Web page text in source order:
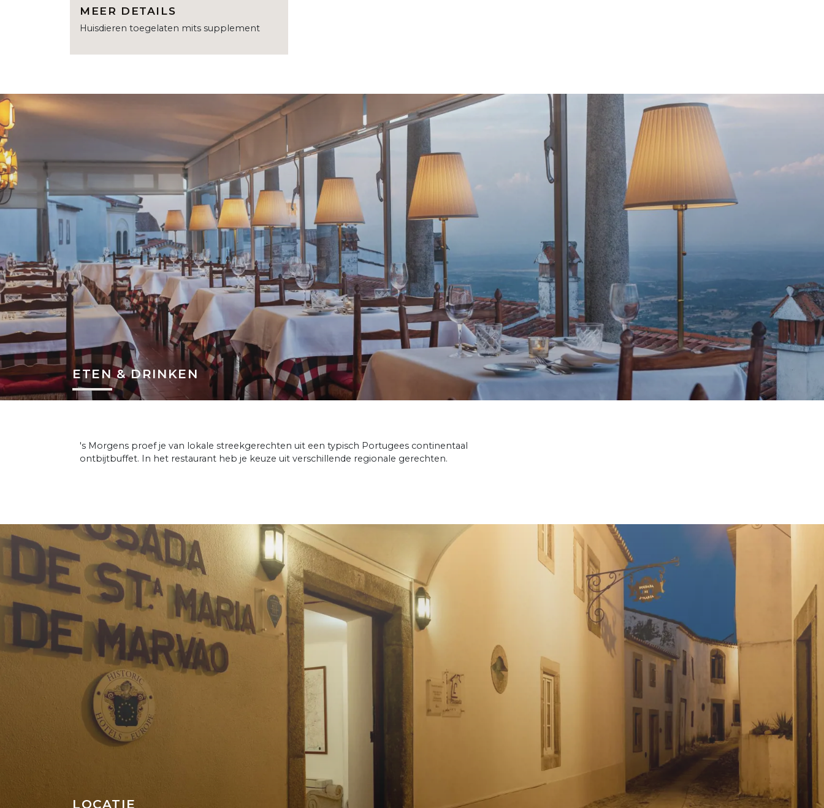
MEER DETAILS
Huisdieren toegelaten mits supplement
ETEN & DRINKEN
's Morgens proef je van lokale streekgerechten uit een typisch Portugees continentaal
ontbijtbuffet. In het restaurant heb je keuze uit verschillende regionale gerechten.
LOCATIE